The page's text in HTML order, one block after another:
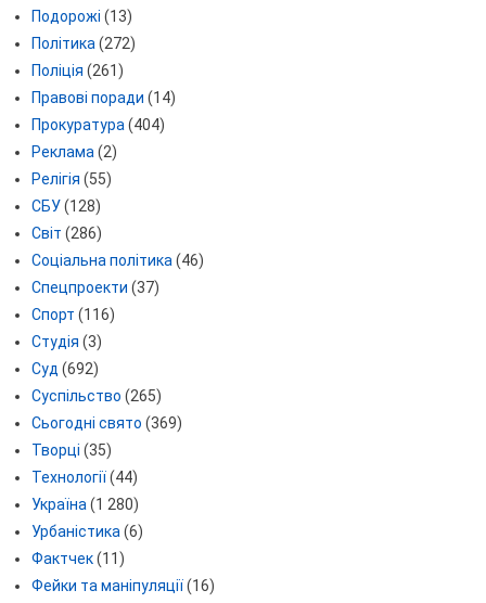
Подорожі (13)
Політика(272)
Поліція (261)
Правові поради (14)
Прокуратура(404)
Реклама(2)
Релігія (55)
СБУ(128)
Світ (286)
Соціальна політика(46)
Спецпроекти (37)
Спорт (116)
Студія (3)
Суд (692)
Суспільство (265)
Сьогодні свято (369)
Творці (35)
Технології(44)
Україна(1 280)
Урбаністика(6)
Фактчек(11)
Фейки та маніпуляції(16)